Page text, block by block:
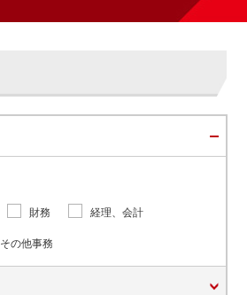
財務 経理、会計
その他事務